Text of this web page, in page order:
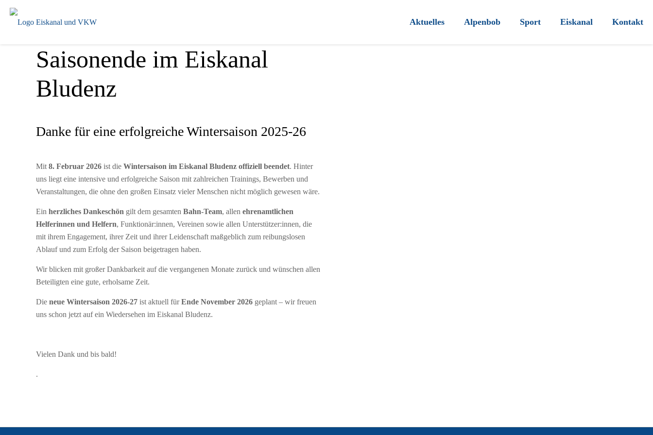
Aktuelles Alpenbob Sport Eiskanal Kontakt
Saisonende im Eiskanal
Bludenz
Danke für eine erfolgreiche Wintersaison 2025-26
Mit 8. Februar 2026 ist die Wintersaison im Eiskanal Bludenz offiziell beendet. Hinter
uns liegt eine intensive und erfolgreiche Saison mit zahlreichen Trainings, Bewerben und
Veranstaltungen, die ohne den großen Einsatz vieler Menschen nicht möglich gewesen wäre.
Ein herzliches Dankeschön gilt dem gesamten Bahn-Team, allen ehrenamtlichen
Helferinnen und Helfern, Funktionär:innen, Vereinen sowie allen Unterstützer:innen, die
mit ihrem Engagement, ihrer Zeit und ihrer Leidenschaft maßgeblich zum reibungslosen
Ablauf und zum Erfolg der Saison beigetragen haben.
Wir blicken mit großer Dankbarkeit auf die vergangenen Monate zurück und wünschen allen
Beteiligten eine gute, erholsame Zeit.
Die neue Wintersaison 2026-27 ist aktuell fürEnde November 2026 geplant – wir freuen
uns schon jetzt auf ein Wiedersehen im Eiskanal Bludenz.
Vielen Dank und bis bald!
.